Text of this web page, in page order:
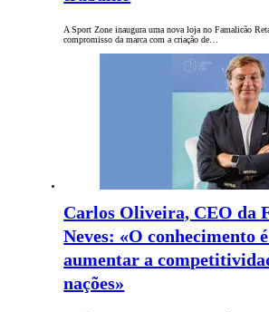
A Sport Zone inaugura uma nova loja no Famalicão
compromisso da marca com a criação de…
Carlos Oliveira, CEO da
Neves: «O conhecimento
aumentar a
nações»